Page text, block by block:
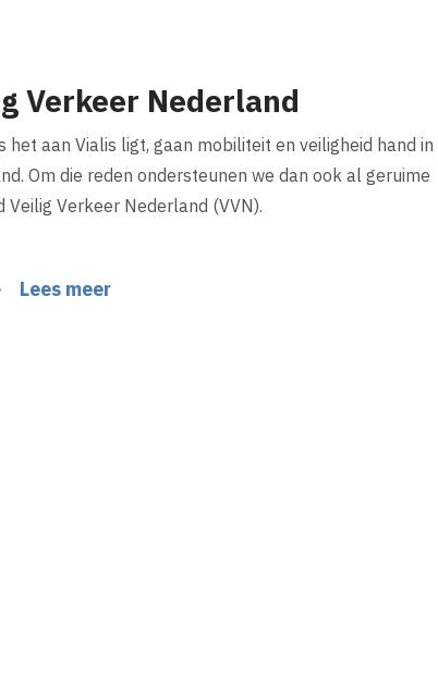
Verkeer Nederland
het aan Vialis ligt, gaan mobiliteit en veiligheid hand in
Om die reden ondersteunen we dan ook al geruime
Veilig Verkeer Nederland (VVN).
Lees meer